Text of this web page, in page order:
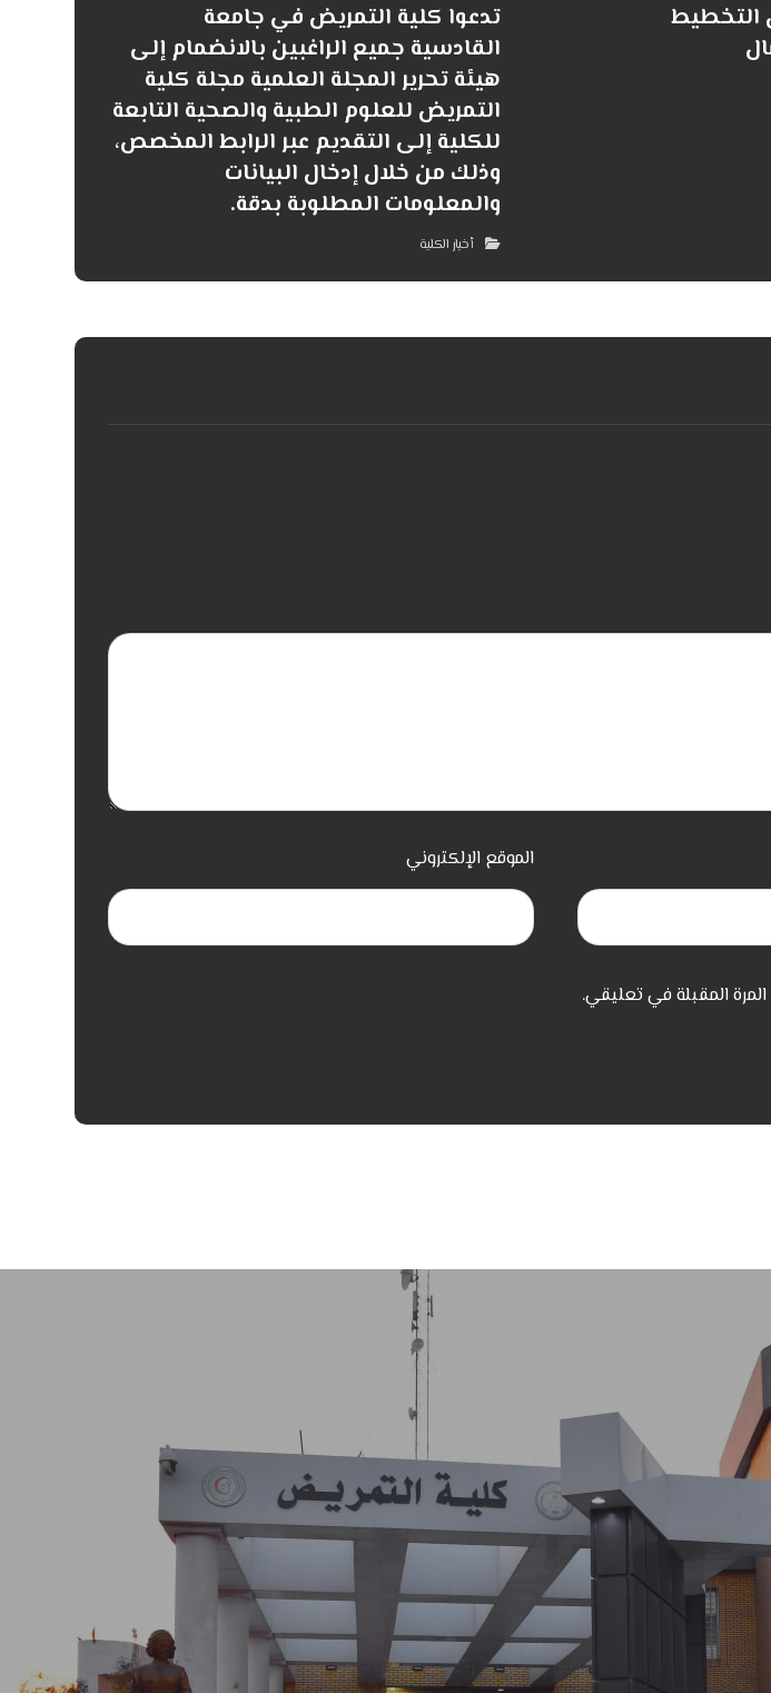
التخطيط
تدعوا كلية التمريض في جامعة
القادسية جميع الراغبين بالانضمام إلى
هيئة تحرير المجلة العلمية مجلة كلية
التمريض للعلوم الطبية والصحية التابعة
للكلية إلى التقديم عبر الرابط المخصص،
وذلك من خلال إدخال البيانات
والمعلومات المطلوبة بدقة.
أخبار الكلية
الموقع الإلكتروني
المقبلة في تعليقي.